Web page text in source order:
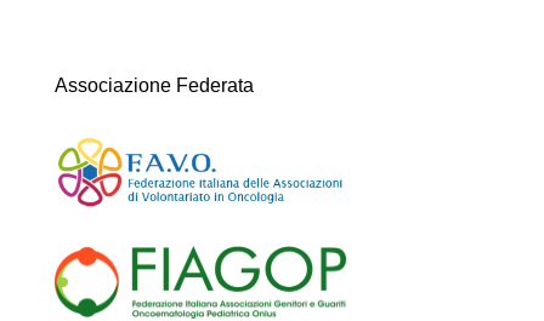
Associazione Federata